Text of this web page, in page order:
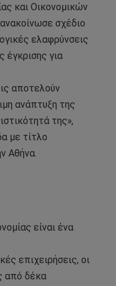
και Οικονομικών
σχέδιο
ελαφρύνσεις
έγκρισης για
αποτελούν
ανάπτυξη της
της»,
με τίτλο
Αθήνα.
είναι ένα
επιχειρήσεις, οι
από δέκα